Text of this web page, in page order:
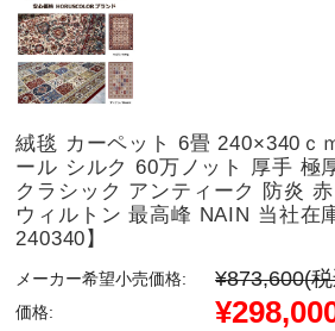
絨毯 カーペット 6畳 240×340ｃ
ール シルク 60万ノット 厚手 極
クラシック アンティーク 防炎
ウィルトン 最高峰 NAIN 当社在
240340】
メーカー希望小売価格: ¥873,600(
価格: